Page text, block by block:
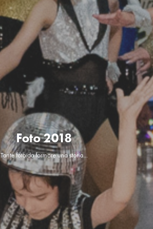
Foto 2018
Tante foto da formare una storia...